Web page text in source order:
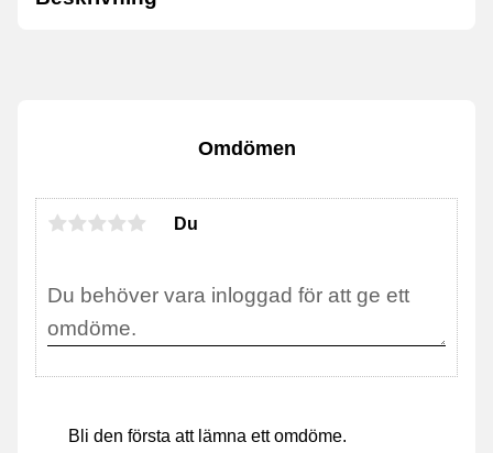
Omdömen
Du
Bli den första att lämna ett omdöme.